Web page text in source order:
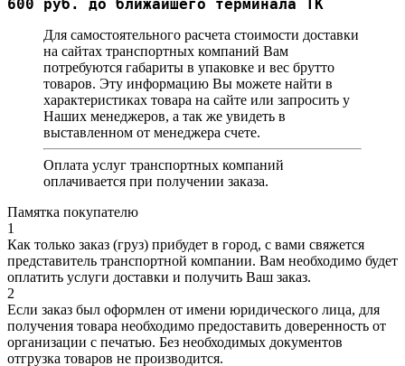
600 руб. до ближайшего терминала ТК
Для самостоятельного расчета стоимости доставки
на сайтах транспортных компаний Вам
потребуются габариты в упаковке и вес брутто
товаров. Эту информацию Вы можете найти в
характеристиках товара на сайте или запросить у
Наших менеджеров, а так же увидеть в
выставленном от менеджера счете.
Оплата услуг транспортных компаний
оплачивается при получении заказа.
Памятка покупателю
1
Как только заказ (груз) прибудет в город, с вами свяжется
представитель транспортной компании. Вам необходимо будет
оплатить услуги доставки и получить Ваш заказ.
2
Если заказ был оформлен от имени юридического лица, для
получения товара необходимо предоставить доверенность от
организации с печатью. Без необходимых документов
отгрузка товаров не производится.